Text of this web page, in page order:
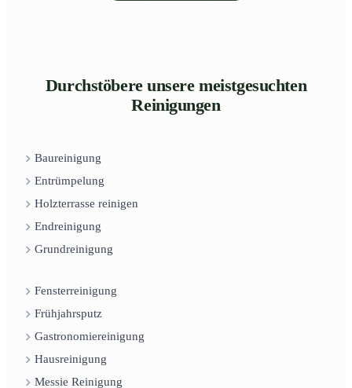
Durchstöbere unsere meistgesuchten
Reinigungen
Baureinigung
Entrümpelung
Holzterrasse reinigen
Endreinigung
Grundreinigung
Fensterreinigung
Frühjahrsputz
Gastronomiereinigung
Hausreinigung
Messie Reinigung